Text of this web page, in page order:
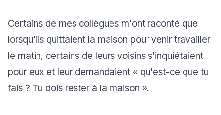
Certains de mes collègues m'ont raconté que
lorsqu'ils quittaient la maison pour venir travailler
le matin, certains de leurs voisins s'inquiétaient
pour eux et leur demandaient « qu'est-ce que tu
fais ? Tu dois rester à la maison ».